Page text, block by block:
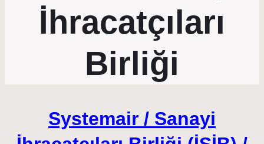
İhracatçıları
Birliği
Systemair / Sanayi